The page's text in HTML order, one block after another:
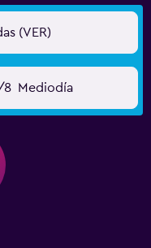
(VER)
8 Mediodía